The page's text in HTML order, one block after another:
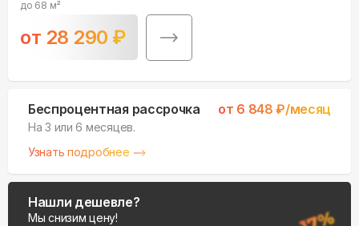
до 68 м²
от 28 290 ₽
Беспроцентная рассрочка от 6 848 ₽/месяц
На 3 или 6 месяцев.
Узнать подробнее
Нашли дешевле?
Мы снизим цену!